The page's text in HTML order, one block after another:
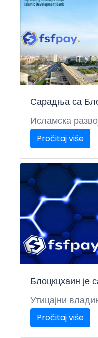
Сарадња са
Исламска
Pročitaj više
Блоцкцхаин је
Утицајни
Pročitaj više